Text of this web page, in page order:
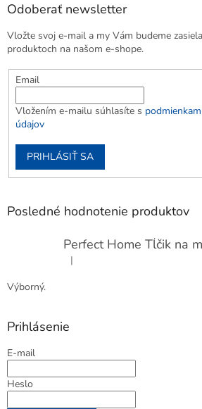
Odoberať newsletter
Vložte svoj e-mail a my Vám budeme
produktoch na našom e-shope.
Email
Vložením e-mailu súhlasíte s
údajov
PRIHLÁSIŤ SA
Posledné hodnotenie produktov
Hodnotenie produktu je 5 z 5
|
Výborný.
Prihlásenie
E-mail
Heslo